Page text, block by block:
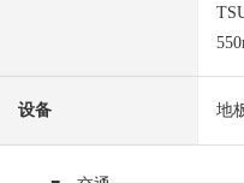
设备 地